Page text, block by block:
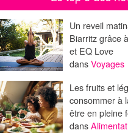
Un reveil
Biarritz grâce
et EQ Love
dansVoyages
Les fruits et
consommer à
être en pleine
dans